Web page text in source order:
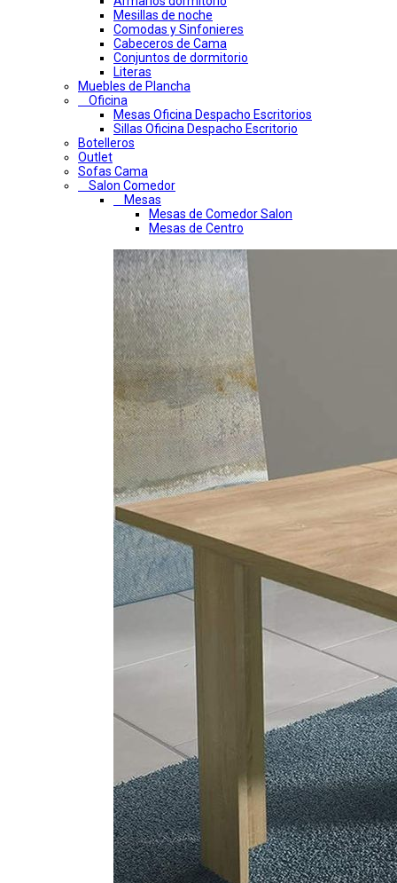
Mesillas de noche
Comodas y Sinfonieres
Cabeceros de Cama
Conjuntos de dormitorio
Literas
Muebles de Plancha
Oficina
Mesas Oficina Despacho Escritorios
Sillas Oficina Despacho Escritorio
Botelleros
Outlet
Sofas Cama
Salon Comedor
Mesas
Mesas de Comedor Salon
Mesas de Centro